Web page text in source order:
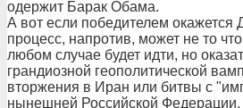
одержит Барак Обама.
А вот если победителем окажется
процесс, напротив, может не то
любом случае будет идти, но
грандиозной геополитической
вторжения в Иран или битвы с
нынешней Российской Федерации.